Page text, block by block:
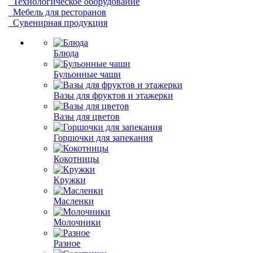
Мебель для ресторанов
Сувенирная продукция
Блюда
Бульонные чаши
Вазы для фруктов и этажерки
Вазы для цветов
Горшочки для запекания
Кокотницы
Кружки
Масленки
Молочники
Разное